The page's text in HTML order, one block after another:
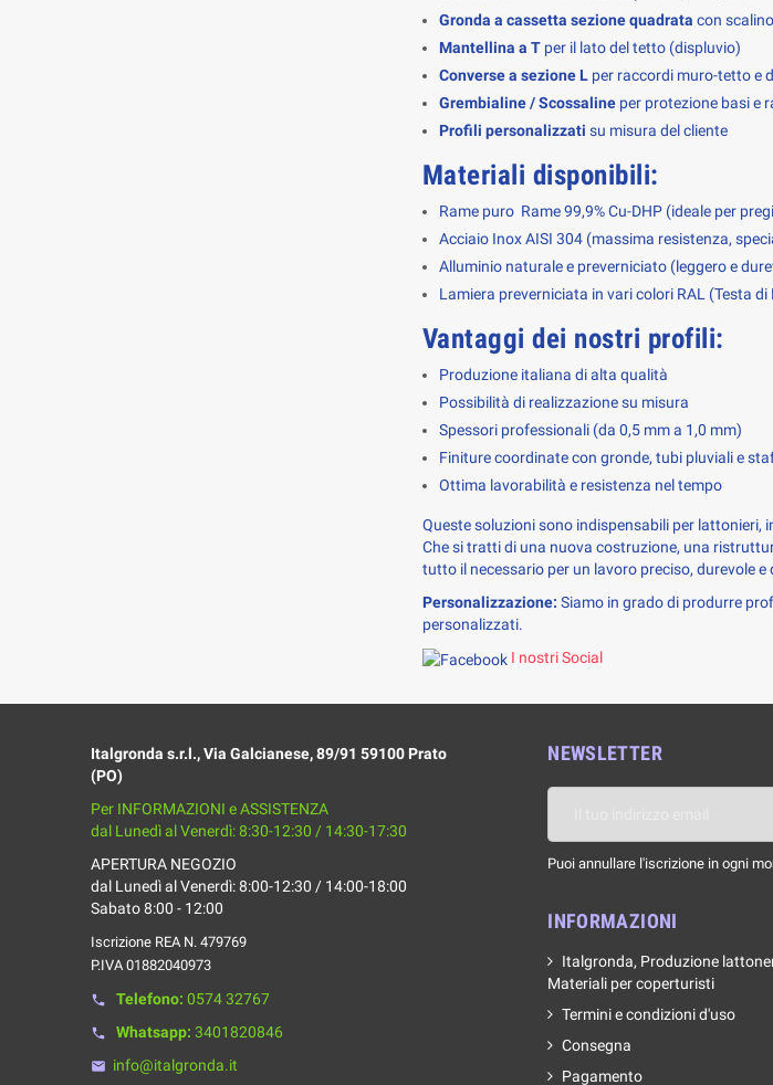
Gronda a cassetta sezione quadrata con
Mantellina a T per il lato del tetto (displuvio)
Converse a sezione L per raccordi muro-tetto e
Grembialine / Scossaline per protezione basi e
Profili personalizzati su misura del cliente
Materiali disponibili:
Rame puro Rame 99,9% Cu-DHP (ideale per
Acciaio Inox AISI 304 (massima resistenza,
Alluminio naturale e preverniciato (leggero e
Lamiera preverniciata in vari colori RAL (Testa di
Vantaggi dei nostri profili:
Produzione italiana di alta qualità
Possibilità di realizzazione su misura
Spessori professionali (da 0,5 mm a 1,0 mm)
Finiture coordinate con gronde, tubi pluviali e
Ottima lavorabilità e resistenza nel tempo
Queste soluzioni sono indispensabili per
Che si tratti di una nuova costruzione, una
tutto il necessario per un lavoro preciso, durevole e
Personalizzazione: Siamo in grado di produrre
personalizzati.
I nostri Social
Italgronda s.r.l., Via Galcianese, 89/91 59100 Prato
(PO)
Per INFORMAZIONI e ASSISTENZA
dal Lunedì al Venerdì: 8:30-12:30 / 14:30-17:30
APERTURA NEGOZIO
dal Lunedì al Venerdì: 8:00-12:30 / 14:00-18:00
Sabato 8:00 - 12:00
Iscrizione REA N. 479769
P.IVA 01882040973
phone Telefono: 0574 32767
phone Whatsapp: 3401820846
email info@italgronda.it
NEWSLETTER
Puoi annullare l'iscrizione in ogni
INFORMAZIONI
Italgronda, Produzione
Materiali per coperturisti
Termini e condizioni d'uso
Consegna
Pagamento